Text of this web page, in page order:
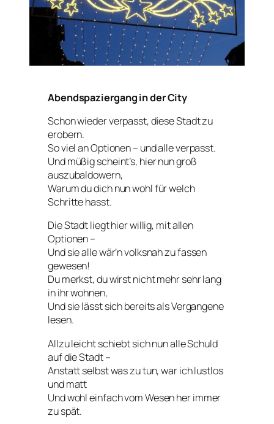
Abendspaziergang in der City
Schon wieder verpasst, diese Stadt zu
erobern.
So viel an Optionen – und alle verpasst.
Und müßig scheint’s, hier nun groß
auszubaldowern,
Warum du dich nun wohl für welch
Schritte hasst.
Die Stadt liegt hier willig, mit allen
Optionen –
Und sie alle wär’n volksnah zu fassen
gewesen!
Du merkst, du wirst nicht mehr sehr lang
in ihr wohnen,
Und sie lässt sich bereits als Vergangene
lesen.
Allzu leicht schiebt sich nun alle Schuld
auf die Stadt –
Anstatt selbst was zu tun, war ich lustlos
und matt
Und wohl einfach vom Wesen her immer
zu spät.